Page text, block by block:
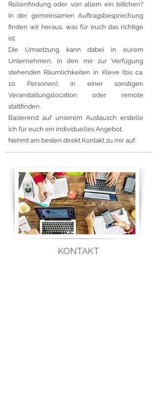
Rollenfindung oder von allem ein bißchen?
In der gemeinsamen Auftragsbesprechung
finden wir heraus, was für euch das richtige
ist.
Die Umsetzung kann dabei in eurem
Unternehmen, in den mir zur Verfügung
stehenden Räumlichkeiten in Kleve (bis ca.
10 Personen), in einer sonstigen
Veranstaltungslocation oder remote
stattfinden.
Basierend auf unserem Austausch erstelle
ich für euch ein individuelles Angebot.
Nehmt am besten direkt Kontakt zu mir auf.
KONTAKT